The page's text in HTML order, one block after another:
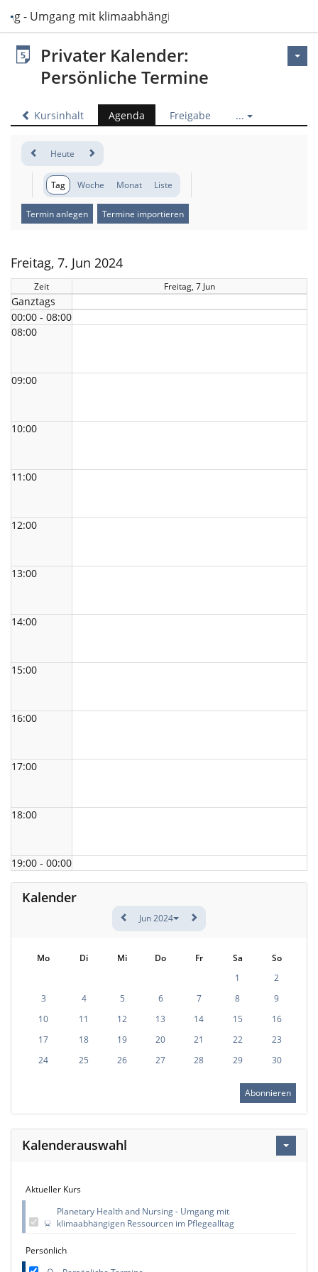
- Umgang mit klimaabhängigen Ressourcen im
Privater Kalender:
Persönliche Termine
Kursinhalt Agenda Freigabe ...
Heute
Tag Woche Monat Liste
Termin anlegen Termine importieren
Freitag, 7. Jun 2024
Zeit Freitag, 7 Jun
Ganztags
00:00 - 08:00
08:00
09:00
10:00
11:00
12:00
13:00
14:00
15:00
16:00
17:00
18:00
19:00 - 00:00
Kalender
Jun 2024
Mo Di Mi Do Fr Sa
So
1
2
3
4 5 6 7 8
9
10
11 12 13 14 15
16
17
18 19 20 21 22
23
24
25 26 27 28 29 30
Abonnieren
Kalenderauswahl
Aktueller Kurs
Planetary Health and Nursing - Umgang mit
klimaabhängigen Ressourcen im Pflegealltag
Persönlich